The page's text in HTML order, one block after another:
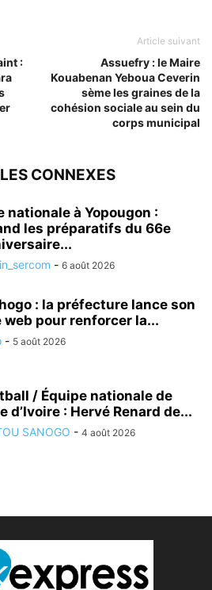
:
Article suivant
Assuefry : le Maire
Kouabenan Yeboua Ceverin
sème les graines de la
cohésion sociale au sein du
corps municipal
CONNEXES
nationale à Yopougon :
les préparatifs du 66e
- 6 août 2026
: la préfecture lance son
web pour renforcer la...
- 5 août 2026
/ Équipe nationale de
d’Ivoire : Hervé Renard de...
SANOGO - 4 août 2026